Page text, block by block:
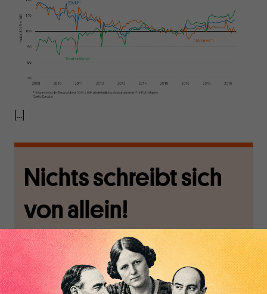
[...]
Nichts schreibt sich
von allein!
Nur für Abonnenten
MAKROSKOP analysiert
wirtschaftspolitische
Wir verlassen die
journalistische Filterblase,